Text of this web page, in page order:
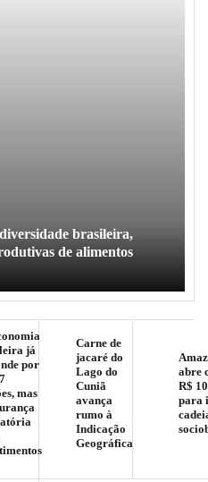
brasileira,
de alimentos
já
por
mas
Carne de
jacaré do
Lago do
Cuniã
avança
rumo à
Indicação
Geográfica
abre
R$
para